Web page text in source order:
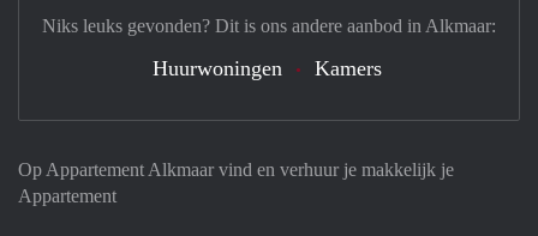
Op Appartement Alkmaar vind en verhuur je makkelijk je
Appartement
Niks leuks gevonden? Dit is ons andere aanbod in Alkmaar:
Huurwoningen Kamers